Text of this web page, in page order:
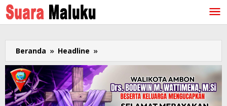
Lewati
ke
konten
Beranda » Headline »
Bengkulu
3-
Kabarezsy
Maluku